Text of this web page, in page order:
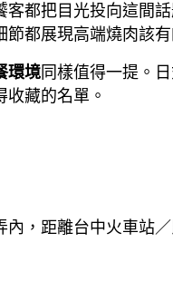
客都把目光投向這間
都展現高端燒肉該有
環境同樣值得一提。
藏的名單。
，距離台中火車站